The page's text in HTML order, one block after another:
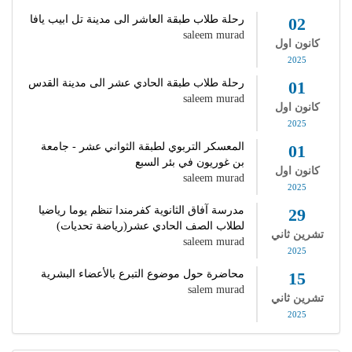
02
كانون اول
2025
رحلة طلاب طبقة العاشر الى مدينة تل ابيب يافا
saleem murad
01
كانون اول
2025
رحلة طلاب طبقة الحادي عشر الى مدينة القدس
saleem murad
01
كانون اول
2025
المعسكر التربوي لطبقة الثواني عشر - جامعة
بن غوريون في بئر السبع
saleem murad
29
تشرين ثاني
2025
مدرسة آفاق الثانوية كفرمندا تنظم يوما رياضيا
لطلاب الصف الحادي عشر(رياضة تحديات)
saleem murad
15
تشرين ثاني
2025
محاضرة حول موضوع التبرع بالأعضاء البشرية
salem murad